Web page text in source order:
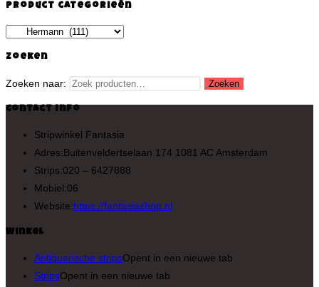
Product categorieën
Zoeken
Zoeken naar: Zoeken
Contact Info
Stripwinkel Fantasia
Adres:Buitenveldertselaan 174 1081 AC Amsterdam
Strips:020 – 6427888
Mobiel:06
Website:https://fantasiashop.nl
Winkel
Antiquarische stripsOpent in een nieuwe tab
StripsOpent in een nieuwe tab